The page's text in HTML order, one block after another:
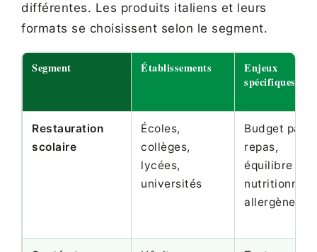
différentes. Les produits italiens et leurs
formats se choisissent selon le segment.
Segment Établissements
Enjeux
spécifiques
Restauration
scolaire
Écoles,
collèges,
lycées,
universités
Budget par
repas,
équilibre
nutritionnel,
allergènes